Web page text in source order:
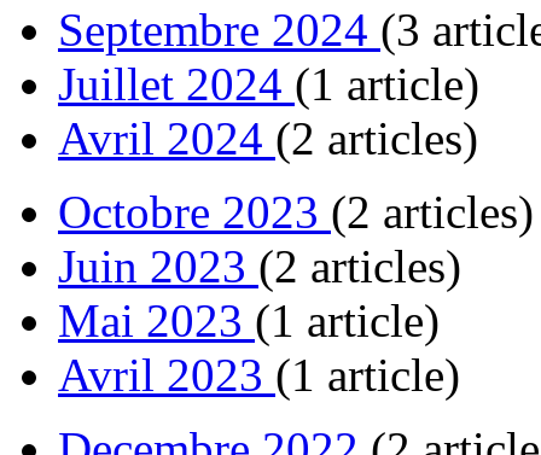
Septembre 2024 (3
Juillet 2024 (1 article)
Avril 2024 (2 articles)
Octobre 2023 (2 articles)
Juin 2023 (2 articles)
Mai 2023 (1 article)
Avril 2023 (1 article)